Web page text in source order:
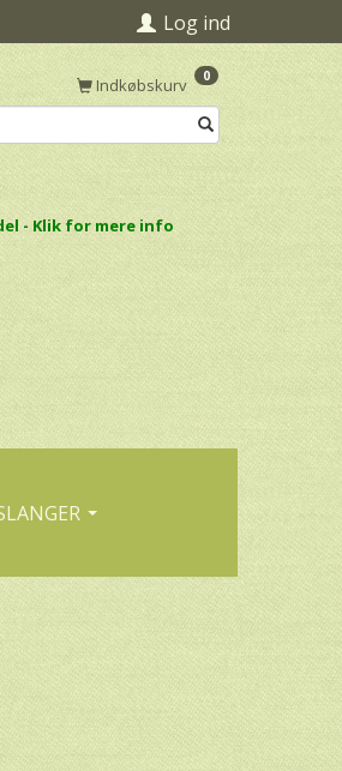
Log ind
Indkøbskurv 0
- Klik for mere info